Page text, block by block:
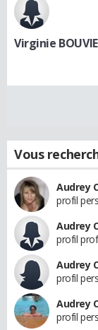
Virginie
Vous
Audrey
profil
Audrey
profil
Audrey
profil
Audrey
profil